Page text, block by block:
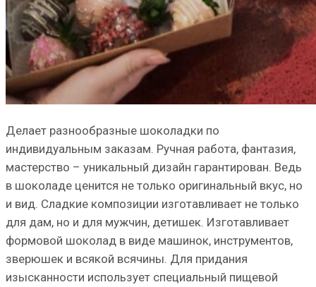
Делает разнообразные шоколадки по
индивидуальным заказам. Ручная работа, фантазия,
мастерство – уникальный дизайн гарантирован. Ведь
в шоколаде ценится не только оригинальный вкус, но
и вид. Сладкие композиции изготавливает не только
для дам, но и для мужчин, детишек. Изготавливает
формовой шоколад в виде машинок, инструментов,
зверюшек и всякой всячины. Для придания
изысканности использует специальный пищевой